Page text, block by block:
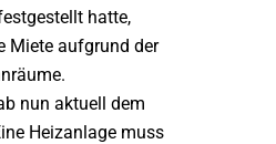
hatte,
Miete aufgrund der
nun aktuell dem
Heizanlage muss